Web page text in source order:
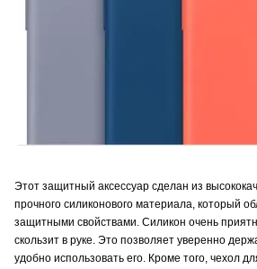
Этот защитный аксессуар сделан из
прочного силиконового материала, который
защитными свойствами. Силикон очень
скользит в руке. Это позволяет уверенно
удобно использовать его. Кроме того, чехол